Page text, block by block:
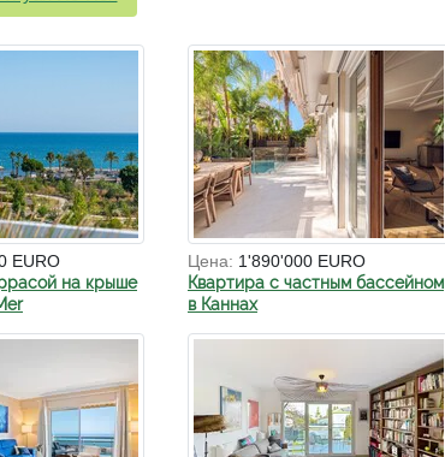
EURO
на крыше
Цена: 1'890'000 EURO
Квартира с частным бассейном
в Каннах